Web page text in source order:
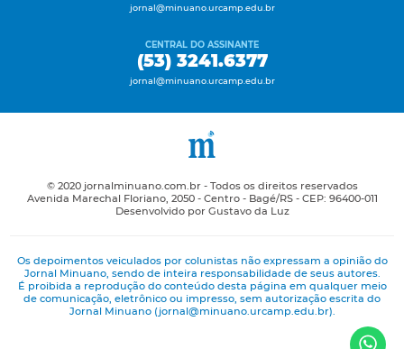
jornal@minuano.urcamp.edu.br
CENTRAL DO ASSINANTE
(53) 3241.6377
jornal@minuano.urcamp.edu.br
© 2020 jornalminuano.com.br - Todos os direitos reservados
Avenida Marechal Floriano, 2050 - Centro - Bagé/RS - CEP: 96400-011
Desenvolvido por Gustavo da Luz
Os depoimentos veiculados por colunistas não expressam a opinião do
Jornal Minuano, sendo de inteira responsabilidade de seus autores.
É proibida a reprodução do conteúdo desta página em qualquer meio
de comunicação, eletrônico ou impresso, sem autorização escrita do
Jornal Minuano (jornal@minuano.urcamp.edu.br).